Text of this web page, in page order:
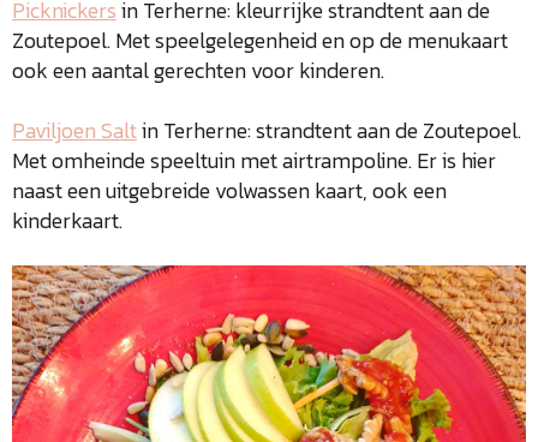
Picknickersin Terherne: kleurrijke strandtent aan de
Zoutepoel. Met speelgelegenheid en op de menukaart
ook een aantal gerechten voor kinderen.
Paviljoen Saltin Terherne: strandtent aan de Zoutepoel.
Met omheinde speeltuin met airtrampoline. Er is hier
naast een uitgebreide volwassen kaart, ook een
kinderkaart.